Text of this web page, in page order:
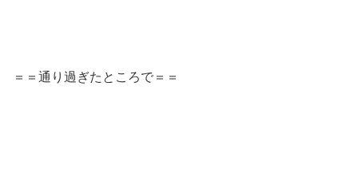
＝＝通り過ぎたところで＝＝